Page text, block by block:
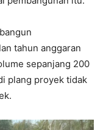
tahun anggaran
sepanjang 200
plang proyek tidak